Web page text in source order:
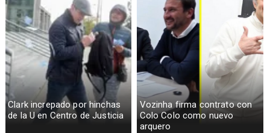
Clark increpado por hinchas
de la U en Centro de Justicia
Vozinha firma contrato con
Colo Colo como nuevo
arquero